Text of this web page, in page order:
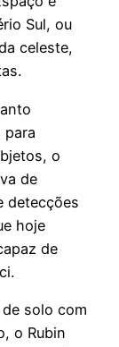
Sul, ou
celeste,
para
o
de
detecções
hoje
de
solo com
o Rubin